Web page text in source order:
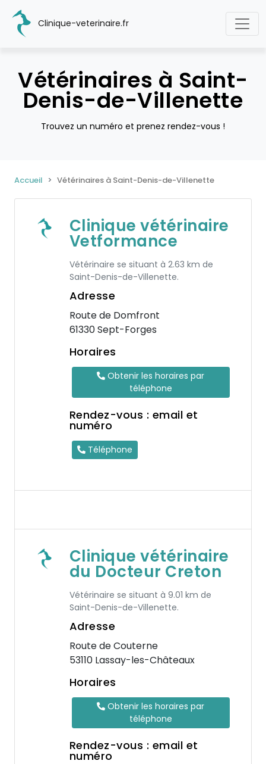
Clinique-veterinaire.fr
Vétérinaires à Saint-
Denis-de-Villenette
Trouvez un numéro et prenez rendez-vous !
Accueil Vétérinaires à Saint-Denis-de-Villenette
Clinique vétérinaire
Vetformance
Vétérinaire se situant à 2.63 km de
Saint-Denis-de-Villenette.
Adresse
Route de Domfront
61330 Sept-Forges
Horaires
Obtenir les horaires par
téléphone
Rendez-vous : email et
numéro
Téléphone
Clinique vétérinaire
du Docteur Creton
Vétérinaire se situant à 9.01 km de
Saint-Denis-de-Villenette.
Adresse
Route de Couterne
53110 Lassay-les-Châteaux
Horaires
Obtenir les horaires par
téléphone
Rendez-vous : email et
numéro